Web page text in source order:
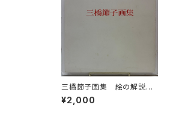
三橋節子画集 絵の解説の
鈴木靖将による手書きの識
語 1992年 どくだみ会
¥2,000